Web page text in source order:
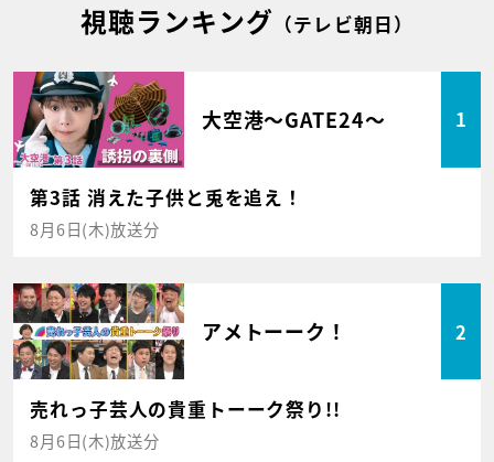
視聴ランキング （テレビ朝日）
大空港～GATE24～ 1
第3話 消えた子供と兎を追え！
8月6日(木)放送分
アメトーーク！ 2
売れっ子芸人の貴重トーーク祭り!!
8月6日(木)放送分